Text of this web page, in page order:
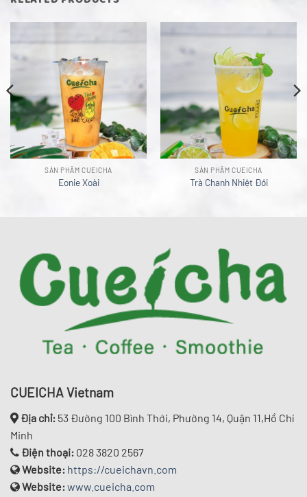
SẢN PHẨM CUEICHA
Eonie Xoài
SẢN PHẨM CUEICHA
Trà Chanh Nhiệt Đới
CUEICHA Vietnam
Địa chỉ: 53 Đường 100 Bình Thới, Phường 14, Quận 11,Hồ Chí
Minh
Điện thoại: 028 3820 2567
Website: https://cueichavn.com
Website:www.cueicha.com